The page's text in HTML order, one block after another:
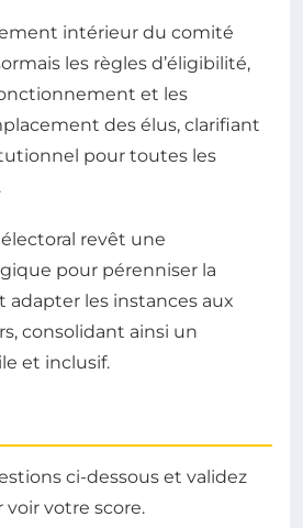
intérieur du comité
les règles d’éligibilité,
et les
des élus, clarifiant
pour toutes les
revêt une
pour pérenniser la
les instances aux
consolidant ainsi un
et inclusif.
ci-dessous et validez
voir votre score.